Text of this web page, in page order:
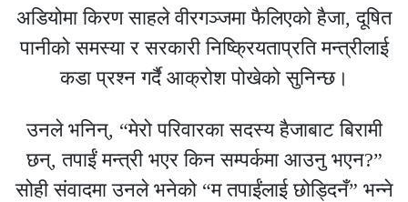
अडियोमा किरण साहले वीरगञ्जमा फैलिएको हैजा, दूषित
पानीको समस्या र सरकारी निष्क्रियताप्रति मन्त्रीलाई
कडा प्रश्न गर्दै आक्रोश पोखेको सुनिन्छ।
उनले भनिन्, “मेरो परिवारका सदस्य हैजाबाट बिरामी
छन्, तपाईं मन्त्री भएर किन सम्पर्कमा आउनु भएन?”
सोही संवादमा उनले भनेको “म तपाईंलाई छोड्दिनँ” भन्ने